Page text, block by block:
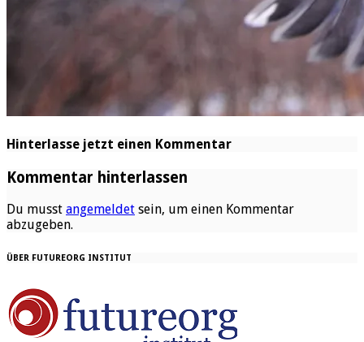
Hinterlasse jetzt einen Kommentar
Kommentar hinterlassen
Du musst angemeldet sein, um einen Kommentar
abzugeben.
ÜBER FUTUREORG INSTITUT